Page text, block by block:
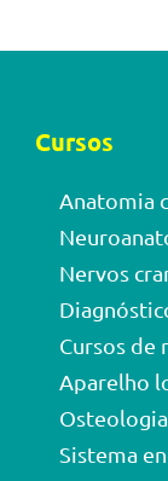
Cursos
Anatomia
Nervos
Cursos de
Aparelho
Sistema